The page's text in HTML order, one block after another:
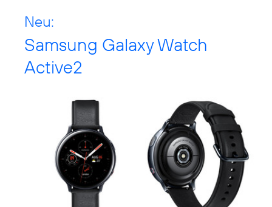
Neu:
Samsung Galaxy Watch
Active2